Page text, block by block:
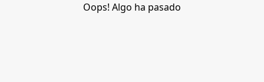
Oops! Algo ha pasado